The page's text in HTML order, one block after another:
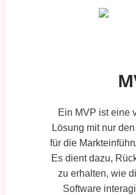
Ein MVP ist eine
Lösung mit nur
für die
Es dient dazu,
zu erhalten, wie
Software